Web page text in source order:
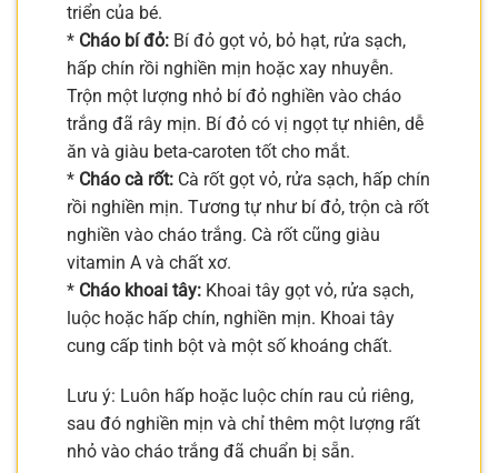
triển của bé.
* Cháo bí đỏ: Bí đỏ gọt vỏ, bỏ hạt, rửa sạch,
hấp chín rồi nghiền mịn hoặc xay nhuyễn.
Trộn một lượng nhỏ bí đỏ nghiền vào cháo
trắng đã rây mịn. Bí đỏ có vị ngọt tự nhiên, dễ
ăn và giàu beta-caroten tốt cho mắt.
* Cháo cà rốt: Cà rốt gọt vỏ, rửa sạch, hấp chín
rồi nghiền mịn. Tương tự như bí đỏ, trộn cà rốt
nghiền vào cháo trắng. Cà rốt cũng giàu
vitamin A và chất xơ.
* Cháo khoai tây: Khoai tây gọt vỏ, rửa sạch,
luộc hoặc hấp chín, nghiền mịn. Khoai tây
cung cấp tinh bột và một số khoáng chất.
Lưu ý: Luôn hấp hoặc luộc chín rau củ riêng,
sau đó nghiền mịn và chỉ thêm một lượng rất
nhỏ vào cháo trắng đã chuẩn bị sẵn.